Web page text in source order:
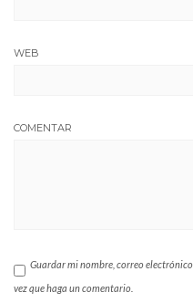
WEB
COMENTAR
Guardar mi nombre, correo
vez que haga un comentario.